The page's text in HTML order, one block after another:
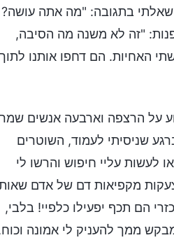
בתגובה: "מה אתה עושה?
"זה לא משנה מה הסיבה,
האחיות. הם דחפו אותנו לתוך
על הרצפה וארבעה אנשים
שניסיתי לעמוד, השוטרים
לעשות עליי חיפוש והרשו לי
מקפיאות דם של אדם
הם תכף יפעילו כלפיי! בלבי,
ממך להעניק לי אמונה